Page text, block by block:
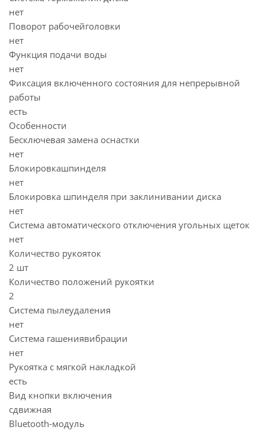
нет
Поворот рабочейголовки
нет
Функция подачи воды
нет
Фиксация включенного состояния для непрерывной
работы
есть
Особенности
Бесключевая замена оснастки
нет
Блокировкашпинделя
нет
Блокировка шпинделя при заклинивании диска
нет
Система автоматического отключения угольных щеток
нет
Количество рукояток
2 шт
Количество положений рукоятки
2
Система пылеудаления
нет
Система гашениявибрации
нет
Рукоятка с мягкой накладкой
есть
Вид кнопки включения
сдвижная
Bluetooth-модуль